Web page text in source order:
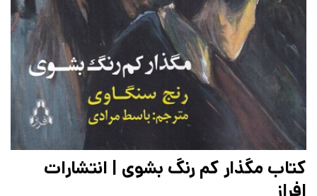
کتاب مگذار کم رنگ بشوی | انتشارات